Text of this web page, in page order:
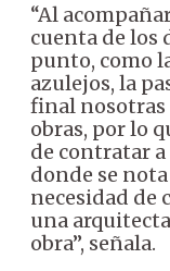
“Al
cuenta de los
punto, como
azulejos, la
final nosotras
obras, por lo
de contratar a
donde se
necesidad de
una
obra”, señala.